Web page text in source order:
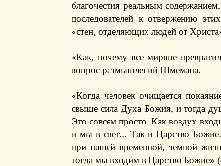
благочестия реальным
последователей к отвержению
«стен, отделяющих людей от
«Как, почему все миряне
вопрос размышлений Шмемана.
«Когда человек очищается
свыше сила Духа Божия, и тогда
Это совсем просто. Как воздух
и мы в свет... Так и Царство
при нашей временной, земной
тогда мы входим в Царство Божие»